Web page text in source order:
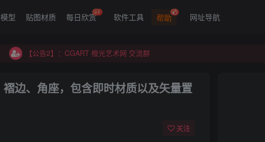
型 贴图材质 每日欣赏+1 软件工具 帮助 网址导航
【公告2】：CGART 橙光艺术网 交流群
【公告2】：CGART 橙光艺术网 交流群
边、角座，包含即时材质以及矢量置
关注